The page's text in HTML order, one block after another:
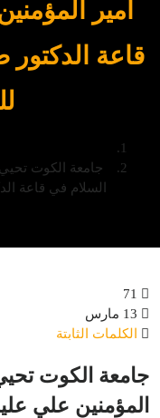
أمير
قاعة
جامعة الكوت
السلام في قاعة
الكلمات الثابتة
جامعة الكوت
المؤمنين علي